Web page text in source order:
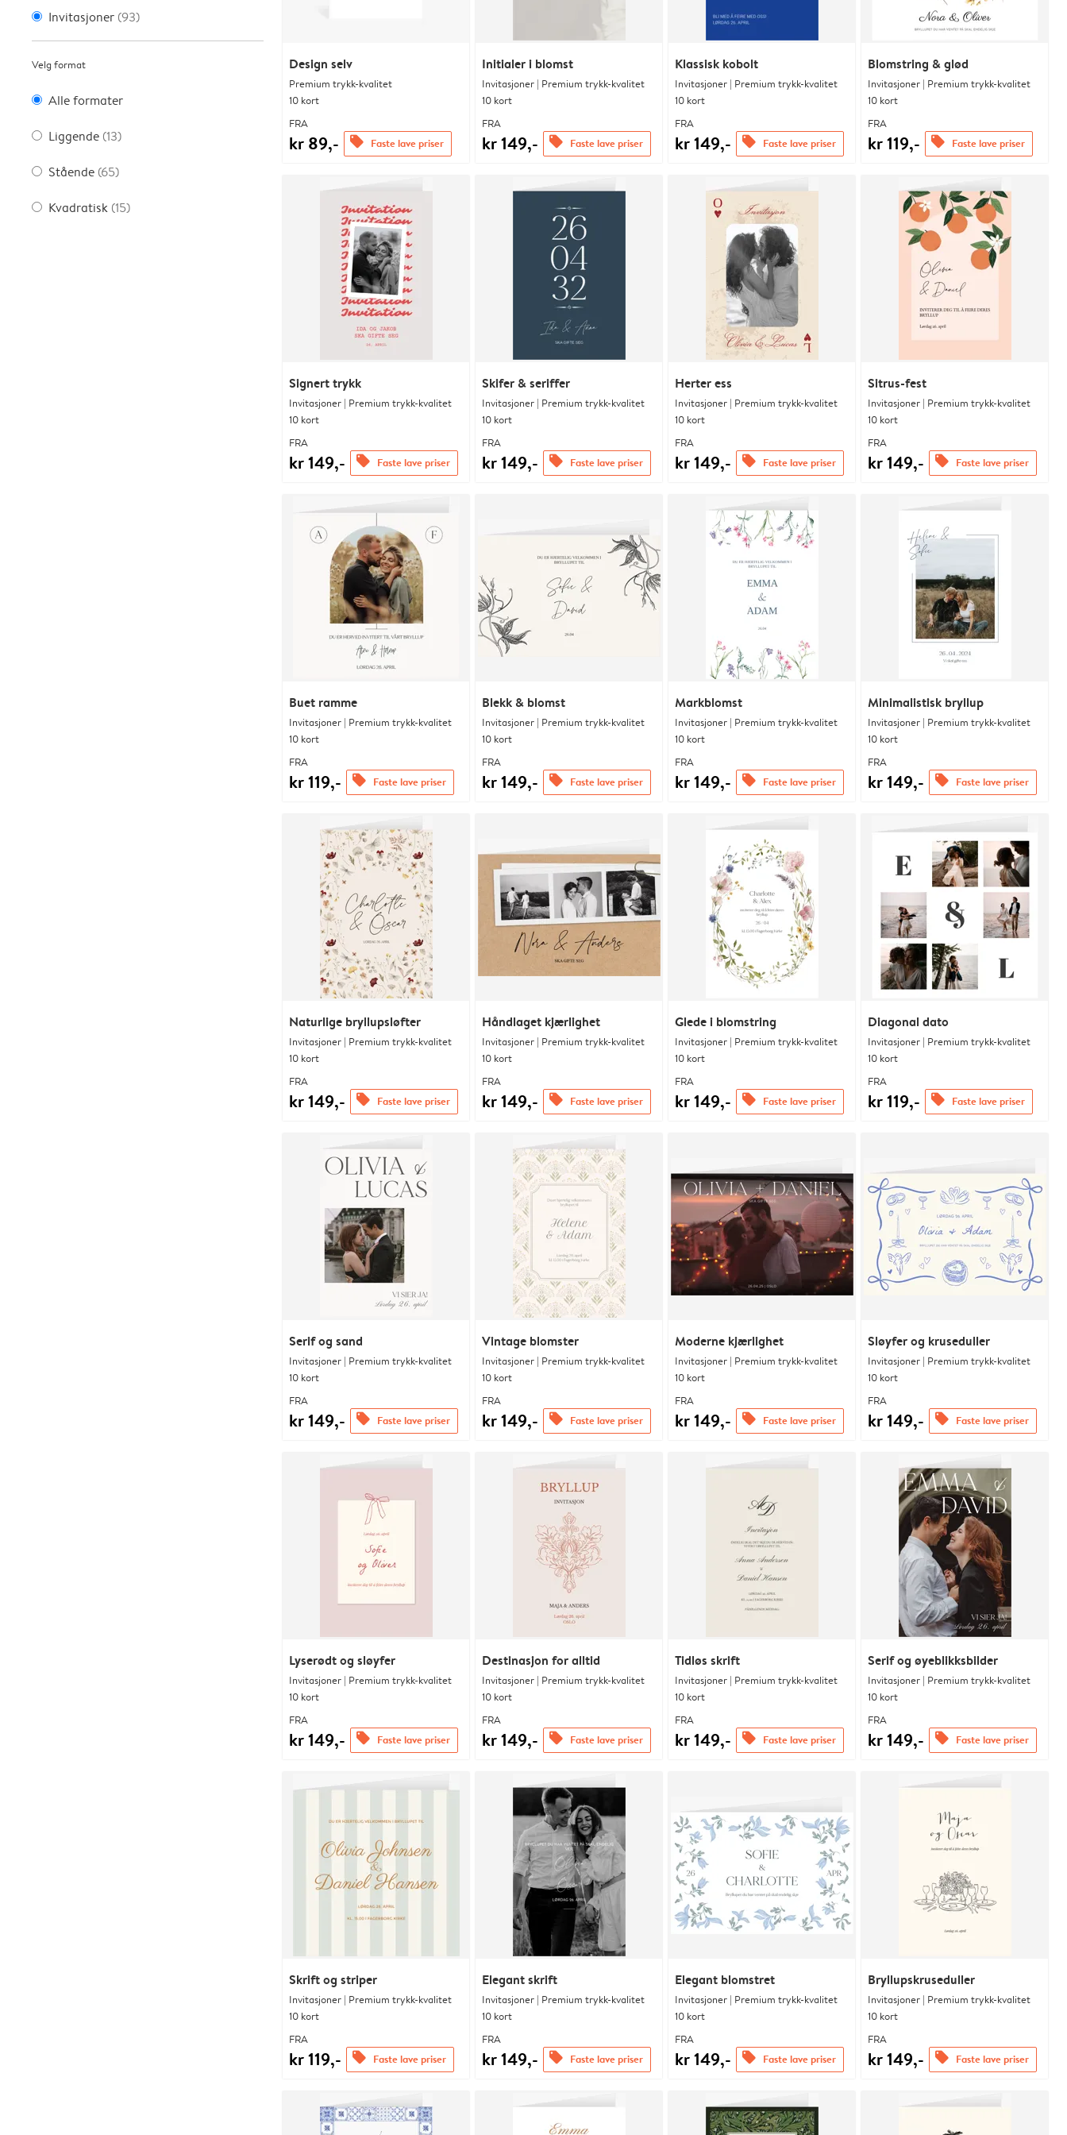
Invitasjoner (93)
Velg format
Alle formater
Liggende (13)
Stående (65)
Kvadratisk (15)
Design selv
Premium trykk-kvalitet
10 kort
FRA
kr 89,- offers Faste lave priser
Initialer i blomst
Invitasjoner | Premium trykk-kvalitet
10 kort
FRA
kr 149,- offers Faste lave priser
Klassisk kobolt
Invitasjoner | Premium trykk-kvalitet
10 kort
FRA
kr 149,- offers Faste lave priser
Blomstring & glød
Invitasjoner | Premium trykk-kvalitet
10 kort
FRA
kr 119,- offers Faste lave priser
Signert trykk
Invitasjoner | Premium trykk-kvalitet
10 kort
FRA
kr 149,- offers Faste lave priser
Skifer & seriffer
Invitasjoner | Premium trykk-kvalitet
10 kort
FRA
kr 149,- offers Faste lave priser
Herter ess
Invitasjoner | Premium trykk-kvalitet
10 kort
FRA
kr 149,- offers Faste lave priser
Sitrus-fest
Invitasjoner | Premium trykk-kvalitet
10 kort
FRA
kr 149,- offers Faste lave priser
Buet ramme
Invitasjoner | Premium trykk-kvalitet
10 kort
FRA
kr 119,- offers Faste lave priser
Blekk & blomst
Invitasjoner | Premium trykk-kvalitet
10 kort
FRA
kr 149,- offers Faste lave priser
Markblomst
Invitasjoner | Premium trykk-kvalitet
10 kort
FRA
kr 149,- offers Faste lave priser
Minimalistisk bryllup
Invitasjoner | Premium trykk-kvalitet
10 kort
FRA
kr 149,- offers Faste lave priser
Naturlige bryllupsløfter
Invitasjoner | Premium trykk-kvalitet
10 kort
FRA
kr 149,- offers Faste lave priser
Håndlaget kjærlighet
Invitasjoner | Premium trykk-kvalitet
10 kort
FRA
kr 149,- offers Faste lave priser
Glede i blomstring
Invitasjoner | Premium trykk-kvalitet
10 kort
FRA
kr 149,- offers Faste lave priser
Diagonal dato
Invitasjoner | Premium trykk-kvalitet
10 kort
FRA
kr 119,- offers Faste lave priser
Serif og sand
Invitasjoner | Premium trykk-kvalitet
10 kort
FRA
kr 149,- offers Faste lave priser
Vintage blomster
Invitasjoner | Premium trykk-kvalitet
10 kort
FRA
kr 149,- offers Faste lave priser
Moderne kjærlighet
Invitasjoner | Premium trykk-kvalitet
10 kort
FRA
kr 149,- offers Faste lave priser
Sløyfer og kruseduller
Invitasjoner | Premium trykk-kvalitet
10 kort
FRA
kr 149,- offers Faste lave priser
Lyserødt og sløyfer
Invitasjoner | Premium trykk-kvalitet
10 kort
FRA
kr 149,- offers Faste lave priser
Destinasjon for alltid
Invitasjoner | Premium trykk-kvalitet
10 kort
FRA
kr 149,- offers Faste lave priser
Tidløs skrift
Invitasjoner | Premium trykk-kvalitet
10 kort
FRA
kr 149,- offers Faste lave priser
Serif og øyeblikksbilder
Invitasjoner | Premium trykk-kvalitet
10 kort
FRA
kr 149,- offers Faste lave priser
Skrift og striper
Invitasjoner | Premium trykk-kvalitet
10 kort
FRA
kr 119,- offers Faste lave priser
Elegant skrift
Invitasjoner | Premium trykk-kvalitet
10 kort
FRA
kr 149,- offers Faste lave priser
Elegant blomstret
Invitasjoner | Premium trykk-kvalitet
10 kort
FRA
kr 149,- offers Faste lave priser
Bryllupskruseduller
Invitasjoner | Premium trykk-kvalitet
10 kort
FRA
kr 149,- offers Faste lave priser